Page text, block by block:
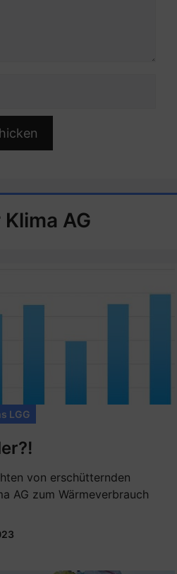
AG
LGG
von erschütternden
AG zum Wärmeverbrauch